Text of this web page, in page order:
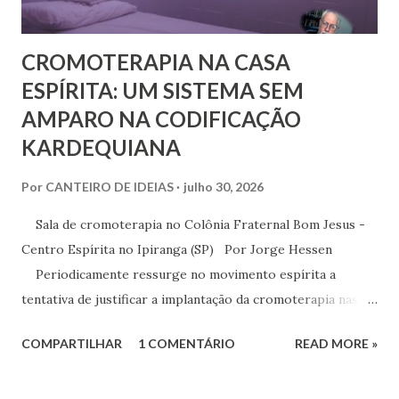
CROMOTERAPIA NA CASA
ESPÍRITA: UM SISTEMA SEM
AMPARO NA CODIFICAÇÃO
KARDEQUIANA
Por CANTEIRO DE IDEIAS julho 30, 2026
Sala de cromoterapia no Colônia Fraternal Bom Jesus -
Centro Espírita no Ipiranga (SP) Por Jorge Hessen
Periodicamente ressurge no movimento espírita a
tentativa de justificar a implantação da cromoterapia nas
Joanna de Ângelis, especialmente na obra Plenitude .
COMPARTILHAR 1 COMENTÁRIO READ MORE »